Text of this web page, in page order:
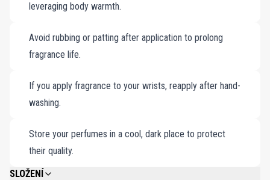
leveraging body warmth.
Avoid rubbing or patting after application to prolong
fragrance life.
If you apply fragrance to your wrists, reapply after hand-
washing.
Store your perfumes in a cool, dark place to protect
their quality.
SLOŽENÍ